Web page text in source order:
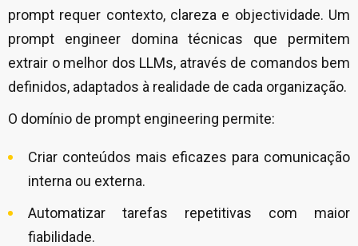
prompt requer contexto, clareza e objectividade. Um
prompt engineer domina técnicas que permitem
extrair o melhor dos LLMs, através de comandos bem
definidos, adaptados à realidade de cada organização.
O domínio de prompt engineering permite:
Criar conteúdos mais eficazes para comunicação
interna ou externa.
Automatizar tarefas repetitivas com maior
fiabilidade.